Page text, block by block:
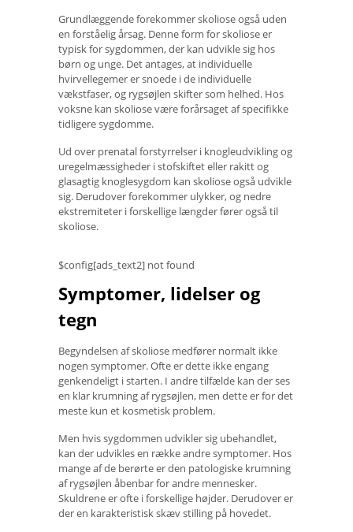
Grundlæggende forekommer skoliose også uden
en forståelig årsag. Denne form for skoliose er
typisk for sygdommen, der kan udvikle sig hos
børn og unge. Det antages, at individuelle
hvirvellegemer er snoede i de individuelle
vækstfaser, og rygsøjlen skifter som helhed. Hos
voksne kan skoliose være forårsaget af specifikke
tidligere sygdomme.
Ud over prenatal forstyrrelser i knogleudvikling og
uregelmæssigheder i stofskiftet eller rakitt og
glasagtig knoglesygdom kan skoliose også udvikle
sig. Derudover forekommer ulykker, og nedre
ekstremiteter i forskellige længder fører også til
skoliose.
$config[ads_text2] not found
Symptomer, lidelser og
tegn
Begyndelsen af ​​skoliose medfører normalt ikke
nogen symptomer. Ofte er dette ikke engang
genkendeligt i starten. I andre tilfælde kan der ses
en klar krumning af rygsøjlen, men dette er for det
meste kun et kosmetisk problem.
Men hvis sygdommen udvikler sig ubehandlet,
kan der udvikles en række andre symptomer. Hos
mange af de berørte er den patologiske krumning
af rygsøjlen åbenbar for andre mennesker.
Skuldrene er ofte i forskellige højder. Derudover er
der en karakteristisk skæv stilling på hovedet.